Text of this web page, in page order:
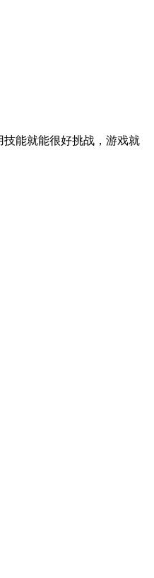
能就能很好挑战，游戏就